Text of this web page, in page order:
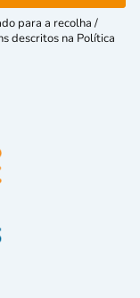
para a recolha /
descritos na Política